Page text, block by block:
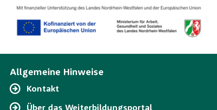
Allgemeine Hinweise
Kontakt
Über das Weiterbildungsportal